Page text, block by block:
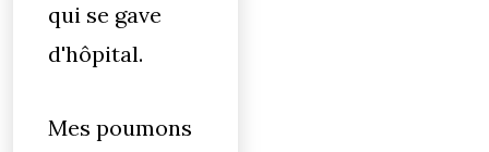
qui se gave
d'hôpital.
Mes poumons